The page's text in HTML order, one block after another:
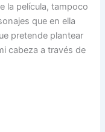
la película, tampoco
que en ella
pretende plantear
cabeza a través de